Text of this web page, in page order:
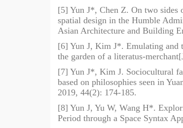
[5] Yun J*, Chen Z. On two sides
spatial design in the Humble
Asian Architecture and Building
[6] Yun J, Kim J*. Emulating and
the garden of a literatus-
[7] Yun J*, Kim J. Sociocultural
based on philosophies seen in
2019, 44(2): 174-185.
[8] Yun J, Yu W, Wang H*.
Period through a Space Syntax